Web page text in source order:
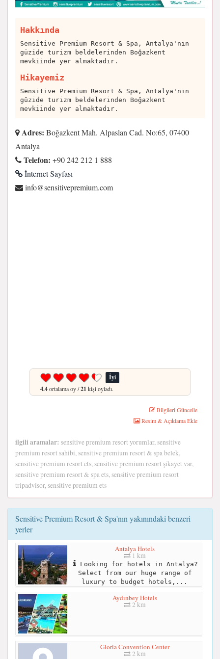
Hakkında
Sensitive Premium Resort & Spa, Antalya'nın
güzide turizm beldelerinden Boğazkent
mevkiinde yer almaktadır.
Hikayemiz
Sensitive Premium Resort & Spa, Antalya'nın
güzide turizm beldelerinden Boğazkent
mevkiinde yer almaktadır.
Adres: Boğazkent Mah. Alpaslan Cad. No:65, 07400
Antalya
Telefon: +90 242 212 1 888
İnternet Sayfası
moc.muimerpevitisnes@ofni
İyi
4.4ortalama oy /21 kişi oyladı.
Bilgileri Güncelle
Resim & Açıklama Ekle
ilgili aramalar: sensitive premium resort yorumlar, sensitive
premium resort sahibi, sensitive premium resort & spa belek,
sensitive premium resort ets, sensitive premium resort şikayet var,
sensitive premium resort & spa ets, sensitive premium resort
tripadvisor, sensitive premium ets
Sensitive Premium Resort & Spa'nın yakınındaki benzeri
yerler
Antalya Hotels
1 km
Looking for hotels in Antalya?
Select from our huge range of
luxury to budget hotels,...
Aydınbey Hotels
2 km
Gloria Convention Center
2 km